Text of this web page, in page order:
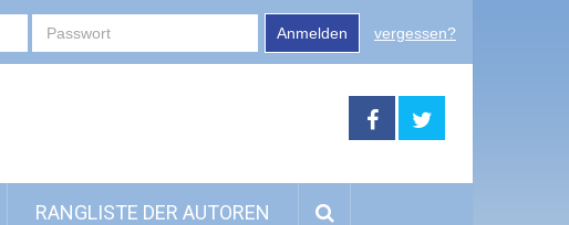
Anmelden vergessen?
RANGLISTE DER AUTOREN